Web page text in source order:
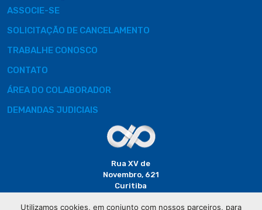
ASSOCIE-SE
SOLICITAÇÃO DE CANCELAMENTO
TRABALHE CONOSCO
CONTATO
ÁREA DO COLABORADOR
DEMANDAS JUDICIAIS
Rua XV de
Novembro, 621
Curitiba
Utilizamos cookies, em conjunto com nossos parceiros, para